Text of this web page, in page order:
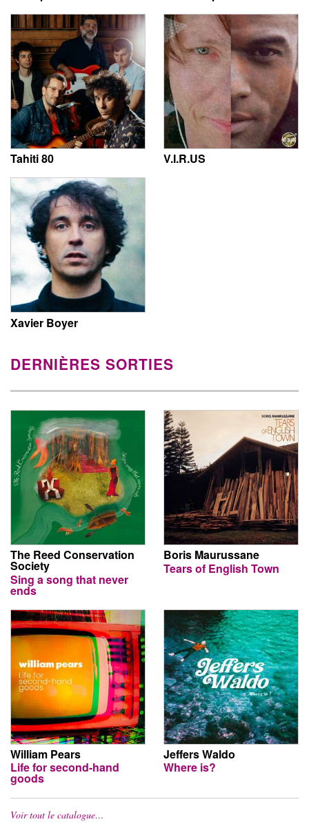
Tahiti 80 V.I.R.US
Xavier Boyer
DERNIÈRES SORTIES
The Reed Conservation
Society
Sing a song that never
ends
Boris Maurussane
Tears of English Town
William Pears
Life for second-hand
goods
Jeffers Waldo
Where is?
Voir tout le catalogue…